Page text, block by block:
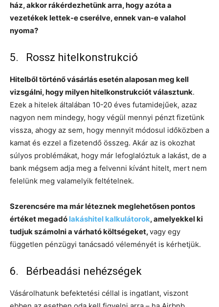
ház, akkor rákérdezhetünk arra, hogy azóta a
vezetékek lettek-e cserélve, ennek van-e valahol
nyoma?
5. Rossz hitelkonstrukció
Hitelből történő vásárlás esetén alaposan meg kell
vizsgálni, hogy milyen hitelkonstrukciót választunk.
Ezek a hitelek általában 10-20 éves futamidejűek, azaz
nagyon nem mindegy, hogy végül mennyi pénzt fizetünk
vissza, ahogy az sem, hogy mennyit módosul időközben a
kamat és ezzel a fizetendő összeg. Akár az is okozhat
súlyos problémákat, hogy már lefoglalóztuk a lakást, de a
bank mégsem adja meg a felvenni kívánt hitelt, mert nem
felelünk meg valamelyik feltételnek.
Szerencsére ma már léteznek meglehetősen pontos
értéket megadó lakáshitel kalkulátorok, amelyekkel ki
tudjuk számolni a várható költségeket,vagy egy
független pénzügyi tanácsadó véleményét is kérhetjük.
6. Bérbeadási nehézségek
Vásárolhatunk befektetési céllal is ingatlant, viszont